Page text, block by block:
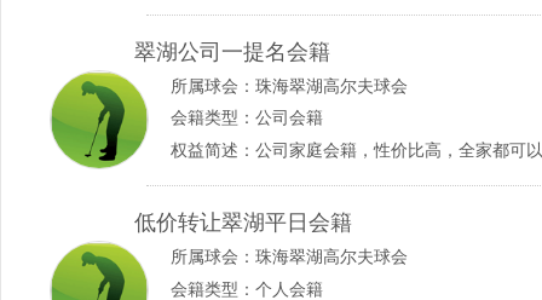
翠湖公司一提名会籍
所属球会： 珠海翠湖高尔夫球会
会籍类型：公司会籍
权益简述：公司家庭会籍，性价比高，全家都可
低价转让翠湖平日会籍
所属球会： 珠海翠湖高尔夫球会
会籍类型：个人会籍